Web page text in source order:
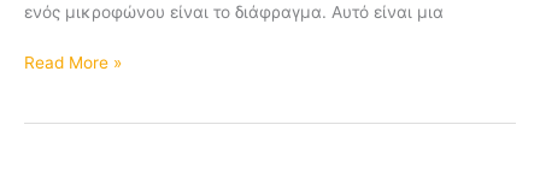
ενός μικροφώνου είναι το διάφραγμα. Αυτό είναι μια
Read More »